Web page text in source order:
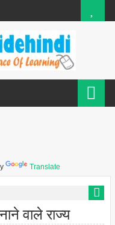
Translate
वाले राज्य